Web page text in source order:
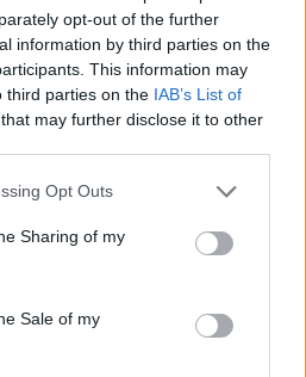
opt-out of the further
information by third parties on the
This information may
third parties on the IAB’s List of
that may further disclose it to other
Opt Outs
Sharing of my
Sale of my
të
U akuzua për vdekjen e
yllit të “Friends”, mjeku
pranon fajin
Sa rriten pagat në qytet
dhe në fshat, ja kush